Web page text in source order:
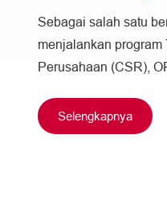
Sebagai salah satu
menjalankan program
Perusahaan (CSR),
Pohon,…
Selengkapnya